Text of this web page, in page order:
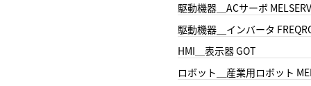
駆動機器＿ACサーボ
駆動機器＿インバータ
HMI＿表示器 GOT
ロボット＿産業用ロボット